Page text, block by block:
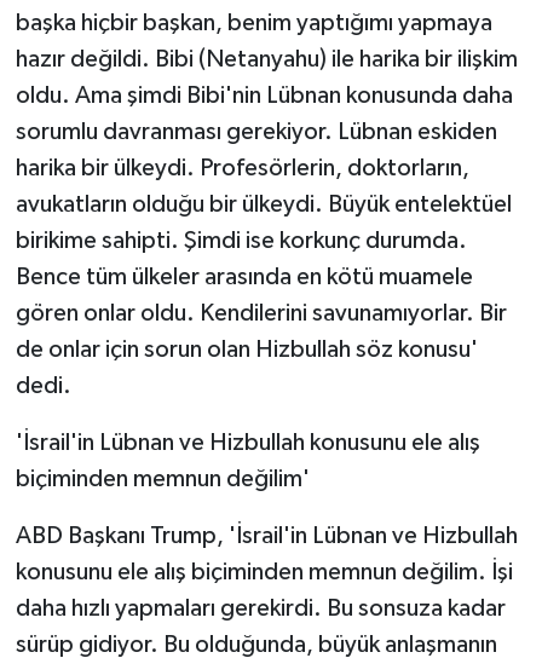
başka hiçbir başkan, benim yaptığımı yapmaya
hazır değildi. Bibi (Netanyahu) ile harika bir ilişkim
oldu. Ama şimdi Bibi'nin Lübnan konusunda daha
sorumlu davranması gerekiyor. Lübnan eskiden
harika bir ülkeydi. Profesörlerin, doktorların,
avukatların olduğu bir ülkeydi. Büyük entelektüel
birikime sahipti. Şimdi ise korkunç durumda.
Bence tüm ülkeler arasında en kötü muamele
gören onlar oldu. Kendilerini savunamıyorlar. Bir
de onlar için sorun olan Hizbullah söz konusu'
dedi.
'İsrail'in Lübnan ve Hizbullah konusunu ele alış
biçiminden memnun değilim'
ABD Başkanı Trump, 'İsrail'in Lübnan ve Hizbullah
konusunu ele alış biçiminden memnun değilim. İşi
daha hızlı yapmaları gerekirdi. Bu sonsuza kadar
sürüp gidiyor. Bu olduğunda, büyük anlaşmanın